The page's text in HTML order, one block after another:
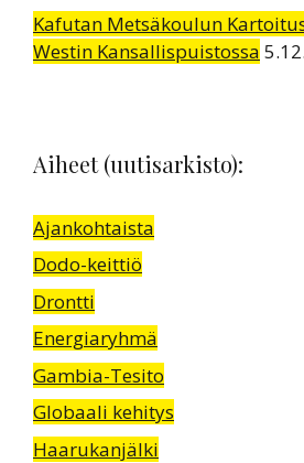
Kafutan Metsäkoulun
Westin Kansallispuistossa
Aiheet (uutisarkisto):
Ajankohtaista
Dodo-keittiö
Drontti
Energiaryhmä
Gambia-Tesito
Globaali kehitys
Haarukanjälki